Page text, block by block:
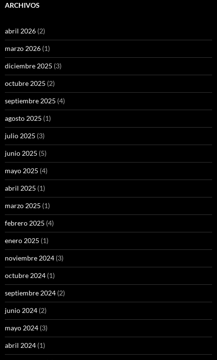
ARCHIVOS
abril 2026 (2)
marzo 2026 (1)
diciembre 2025 (3)
octubre 2025 (2)
septiembre 2025 (4)
agosto 2025 (1)
julio 2025 (3)
junio 2025 (5)
mayo 2025 (4)
abril 2025 (1)
marzo 2025 (1)
febrero 2025 (4)
enero 2025 (1)
noviembre 2024 (3)
octubre 2024 (1)
septiembre 2024 (2)
junio 2024 (2)
mayo 2024 (3)
abril 2024 (1)